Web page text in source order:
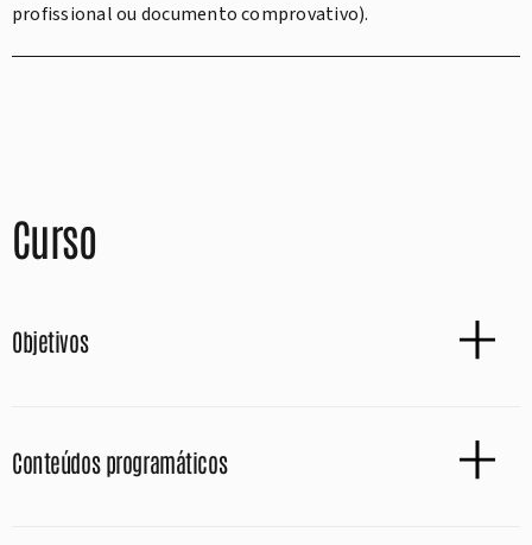
profissional ou documento comprovativo).
Curso
Objetivos
Conteúdos programáticos